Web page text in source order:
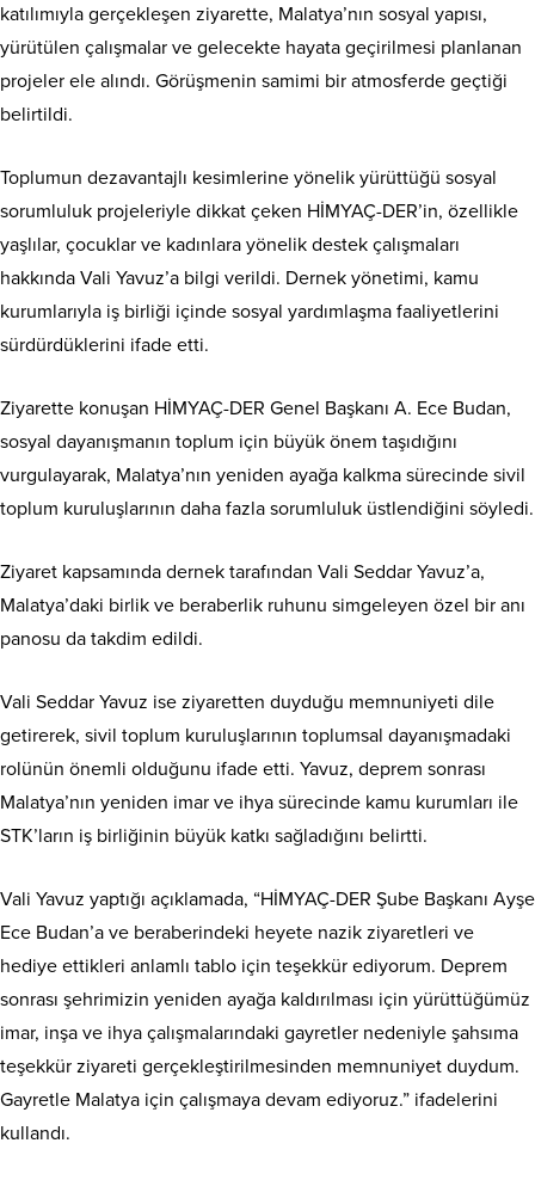
katılımıyla gerçekleşen ziyarette, Malatya’nın sosyal yapısı,
yürütülen çalışmalar ve gelecekte hayata geçirilmesi planlanan
projeler ele alındı. Görüşmenin samimi bir atmosferde geçtiği
belirtildi.
Toplumun dezavantajlı kesimlerine yönelik yürüttüğü sosyal
sorumluluk projeleriyle dikkat çeken HİMYAÇ-DER’in, özellikle
yaşlılar, çocuklar ve kadınlara yönelik destek çalışmaları
hakkında Vali Yavuz’a bilgi verildi. Dernek yönetimi, kamu
kurumlarıyla iş birliği içinde sosyal yardımlaşma faaliyetlerini
sürdürdüklerini ifade etti.
Ziyarette konuşan HİMYAÇ-DER Genel Başkanı A. Ece Budan,
sosyal dayanışmanın toplum için büyük önem taşıdığını
vurgulayarak, Malatya’nın yeniden ayağa kalkma sürecinde sivil
toplum kuruluşlarının daha fazla sorumluluk üstlendiğini söyledi.
Ziyaret kapsamında dernek tarafından Vali Seddar Yavuz’a,
Malatya’daki birlik ve beraberlik ruhunu simgeleyen özel bir anı
panosu da takdim edildi.
Vali Seddar Yavuz ise ziyaretten duyduğu memnuniyeti dile
getirerek, sivil toplum kuruluşlarının toplumsal dayanışmadaki
rolünün önemli olduğunu ifade etti. Yavuz, deprem sonrası
Malatya’nın yeniden imar ve ihya sürecinde kamu kurumları ile
STK’ların iş birliğinin büyük katkı sağladığını belirtti.
Vali Yavuz yaptığı açıklamada, “HİMYAÇ-DER Şube Başkanı Ayşe
Ece Budan’a ve beraberindeki heyete nazik ziyaretleri ve
hediye ettikleri anlamlı tablo için teşekkür ediyorum. Deprem
sonrası şehrimizin yeniden ayağa kaldırılması için yürüttüğümüz
imar, inşa ve ihya çalışmalarındaki gayretler nedeniyle şahsıma
teşekkür ziyareti gerçekleştirilmesinden memnuniyet duydum.
Gayretle Malatya için çalışmaya devam ediyoruz.” ifadelerini
kullandı.